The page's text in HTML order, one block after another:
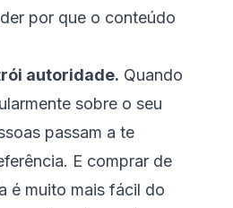
por que o conteúdo
autoridade. Quando
sobre o seu
passam a te
E comprar de
é muito mais fácil do